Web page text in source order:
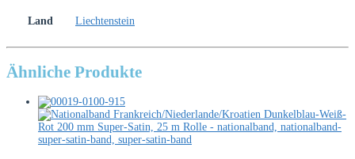
Land Liechtenstein
Ähnliche Produkte